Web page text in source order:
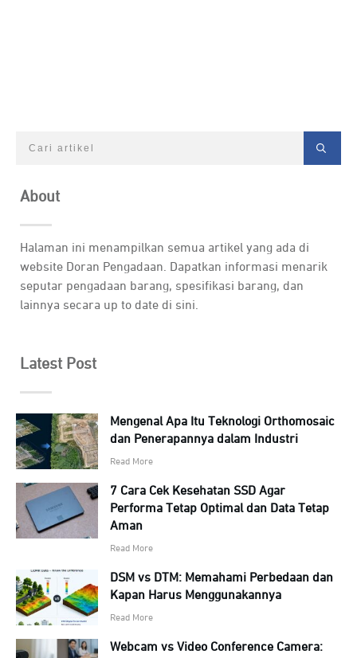
About
Halaman ini menampilkan semua artikel yang ada di
website Doran Pengadaan. Dapatkan informasi menarik
seputar pengadaan barang, spesifikasi barang, dan
lainnya secara up to date di sini.
Latest Post
Mengenal Apa Itu Teknologi Orthomosaic
dan Penerapannya dalam Industri
Read More
7 Cara Cek Kesehatan SSD Agar
Performa Tetap Optimal dan Data Tetap
Aman
Read More
DSM vs DTM: Memahami Perbedaan dan
Kapan Harus Menggunakannya
Read More
Webcam vs Video Conference Camera: